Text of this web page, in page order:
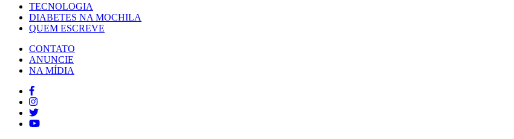
TECNOLOGIA
DIABETES NA MOCHILA
QUEM ESCREVE
CONTATO
ANUNCIE
NA MÍDIA